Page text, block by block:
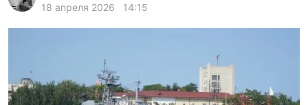
харьков
архив
18 апреля 2026
14:15